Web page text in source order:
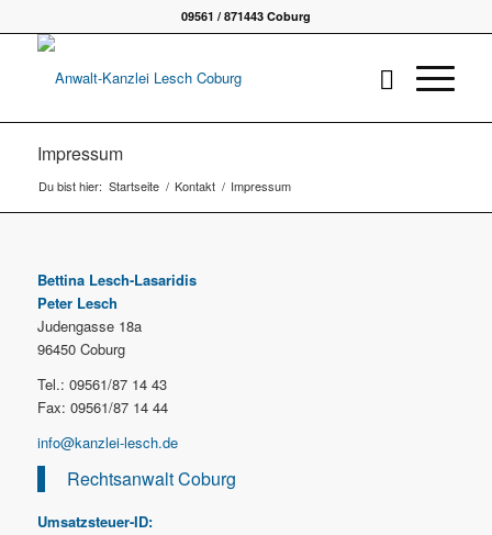
09561 / 871443 Coburg
Impressum
Du bist hier: Startseite / Kontakt / Impressum
Bettina Lesch-Lasaridis
Peter Lesch
Judengasse 18a
96450 Coburg
Tel.: 09561/87 14 43
Fax: 09561/87 14 44
info@kanzlei-lesch.de
Rechtsanwalt Coburg
Umsatzsteuer-ID: